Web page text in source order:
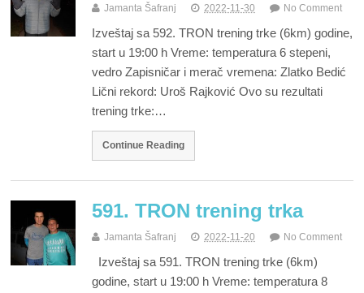
Jamanta Šafranj 2022-11-30 No Comment
Izveštaj sa 592. TRON trening trke (6km) godine,
start u 19:00 h Vreme: temperatura 6 stepeni,
vedro Zapisničar i merač vremena: Zlatko Bedić
Lični rekord: Uroš Rajković Ovo su rezultati
trening trke:…
Continue Reading
591. TRON trening trka
Jamanta Šafranj 2022-11-20 No Comment
Izveštaj sa 591. TRON trening trke (6km)
godine, start u 19:00 h Vreme: temperatura 8